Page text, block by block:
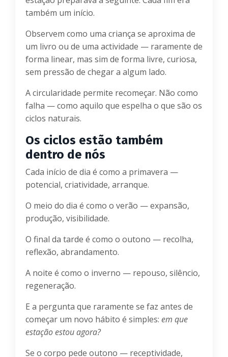
também um início.
Observem como uma criança se aproxima de
um livro ou de uma actividade — raramente de
forma linear, mas sim de forma livre, curiosa,
sem pressão de chegar a algum lado.
A circularidade permite recomeçar. Não como
falha — como aquilo que espelha o que são os
ciclos naturais.
Os ciclos estão também
dentro de nós
Cada início de dia é como a primavera —
potencial, criatividade, arranque.
O meio do dia é como o verão — expansão,
produção, visibilidade.
O final da tarde é como o outono — recolha,
reflexão, abrandamento.
A noite é como o inverno — repouso, silêncio,
regeneração.
E a pergunta que raramente se faz antes de
começar um novo hábito é simples: em que
estação estou agora?
Se o corpo pede outono — receptividade,